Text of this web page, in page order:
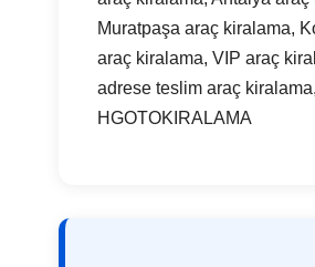
Muratpaşa araç kiralama,
araç kiralama, VIP araç
adrese teslim araç kiralama,
HGOTOKIRALAMA